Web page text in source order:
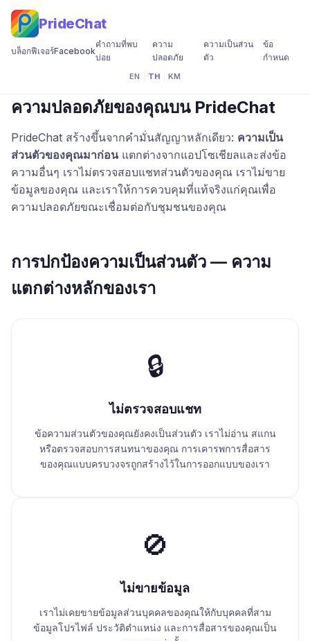
PrideChat
บล็อกฟีเจอร์Facebook
คำถามที่พบ
บ่อย
ความ
ปลอดภัย
ความเป็นส่วน
ตัว
ข้อ
กำหนด
EN TH KM
ความปลอดภัยของคุณบน PrideChat
PrideChat สร้างขึ้นจากคำมั่นสัญญาหลักเดียว: ความเป็น
ส่วนตัวของคุณมาก่อนแตกต่างจากแอปโซเชียลและส่งข้อ
ความอื่นๆ เราไม่ตรวจสอบแชทส่วนตัวของคุณ เราไม่ขาย
ข้อมูลของคุณ และเราให้การควบคุมที่แท้จริงแก่คุณเพื่อ
ความปลอดภัยขณะเชื่อมต่อกับชุมชนของคุณ
การปกป้องความเป็นส่วนตัว — ความ
แตกต่างหลักของเรา
🔒
ไม่ตรวจสอบแชท
ข้อความส่วนตัวของคุณยังคงเป็นส่วนตัว เราไม่อ่าน สแกน
หรือตรวจสอบการสนทนาของคุณ การเคารพการสื่อสาร
ของคุณแบบครบวงจรถูกสร้างไว้ในการออกแบบของเรา
🚫
ไม่ขายข้อมูล
เราไม่เคยขายข้อมูลส่วนบุคคลของคุณให้กับบุคคลที่สาม
ข้อมูลโปรไฟล์ ประวัติตำแหน่ง และการสื่อสารของคุณเป็น